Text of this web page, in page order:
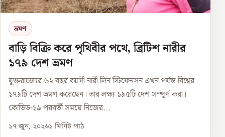
ভ্রমণ
বাড়ি বিক্রি করে পৃথিবীর পথে, ব্রিটিশ নারীর
১৭৯ দেশ ভ্রমণ
যুক্তরাজ্যের ৬২ বছর বয়সী নারী লিন স্টিফেনসন এখন পর্যন্ত বিশ্বের
১৭৯টি দেশ ভ্রমণ করেছেন। তার লক্ষ্য ১৯৫টি দেশ সম্পূর্ণ করা।
কোভিড-১৯ পরবর্তী সময়ে নিজের...
১৭ জুন, ২০২৬১ মিনিট পাঠ